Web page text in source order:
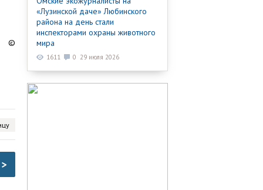
©
>
«Лузинской даче» Любинского
района на день стали
инспекторами охраны животного
мира
1611 0 29 июля 2026